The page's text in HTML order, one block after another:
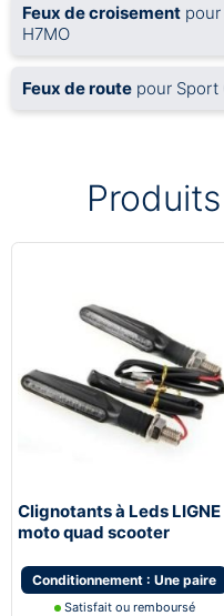
Feux de croisement
H7MO
Feux de route pour Sport
Produits
Clignotants à Leds LIGNE
moto quad scooter
Conditionnement : Une paire
Satisfait ou remboursé